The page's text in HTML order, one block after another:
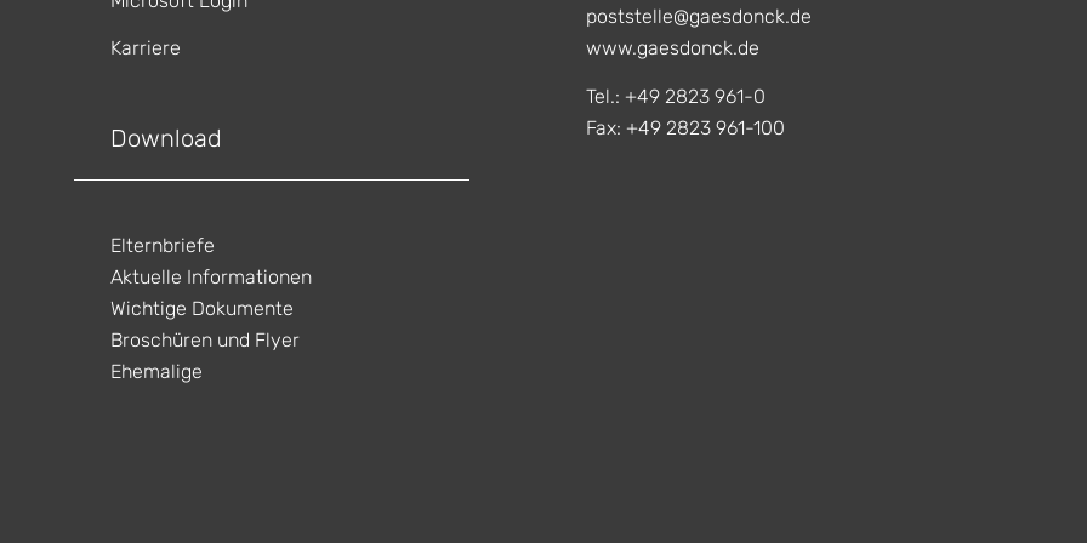
Karriere
Download
Elternbriefe
Aktuelle Informationen
Wichtige Dokumente
Broschüren und Flyer
Ehemalige
poststelle@gaesdonck.de
www.gaesdonck.de
Tel.: +49 2823 961-0
Fax: +49 2823 961-100